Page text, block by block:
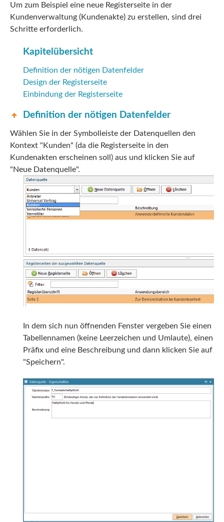
Um zum Beispiel eine neue Registerseite in der
Kundenverwaltung (Kundenakte) zu erstellen, sind drei
Schritte erforderlich.
Kapitelübersicht
Definition der nötigen Datenfelder
Design der Registerseite
Einbindung der Registerseite
Definition der nötigen Datenfelder
Wählen Sie in der Symbolleiste der Datenquellen den
Kontext "Kunden" (da die Registerseite in den
Kundenakten erscheinen soll) aus und klicken Sie auf
"Neue Datenquelle".
In dem sich nun öffnenden Fenster vergeben Sie einen
Tabellennamen (keine Leerzeichen und Umlaute), einen
Präfix und eine Beschreibung und dann klicken Sie auf
"Speichern".